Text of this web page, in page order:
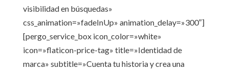
visibilidad en búsquedas»
css_animation=»fadeInUp» animation_delay=»300″]
[pergo_service_box icon_color=»white»
icon=»flaticon-price-tag» title=»Identidad de
marca» subtitle=»Cuenta tu historia y crea una